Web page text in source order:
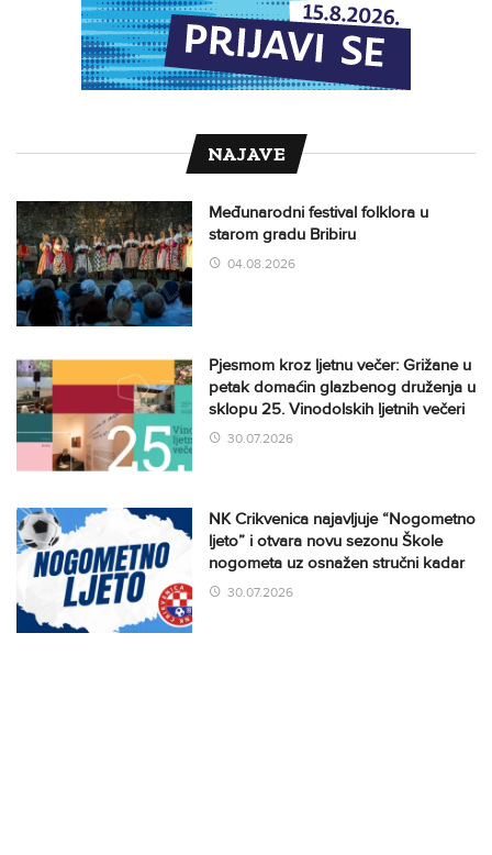
NAJAVE
Međunarodni festival folklora u
starom gradu Bribiru
04.08.2026
Pjesmom kroz ljetnu večer: Grižane u
petak domaćin glazbenog druženja u
sklopu 25. Vinodolskih ljetnih večeri
30.07.2026
NK Crikvenica najavljuje “Nogometno
ljeto” i otvara novu sezonu Škole
nogometa uz osnažen stručni kadar
30.07.2026